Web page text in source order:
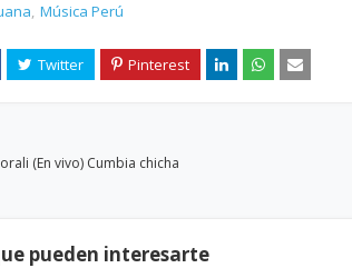
Música Perú
(En vivo) Cumbia chicha
pueden interesarte